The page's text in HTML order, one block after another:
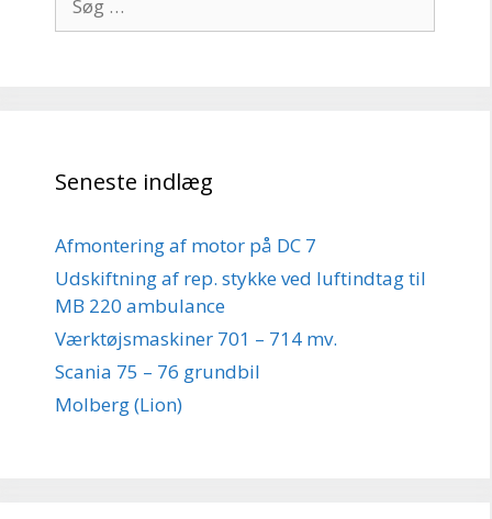
efter:
Seneste indlæg
Afmontering af motor på DC 7
Udskiftning af rep. stykke ved luftindtag til
MB 220 ambulance
Værktøjsmaskiner 701 – 714 mv.
Scania 75 – 76 grundbil
Molberg (Lion)